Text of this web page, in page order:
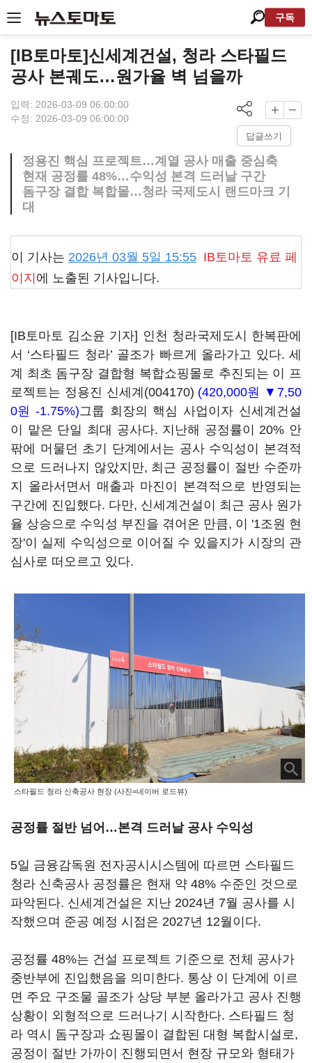
구독
[IB토마토]신세계건설, 청라 스타필드
공사 본궤도…원가율 벽 넘을까
입력: 2026-03-09 06:00:00
수정: 2026-03-09 06:00:00
답글쓰기
정용진 핵심 프로젝트…계열 공사 매출 중심축
현재 공정률 48%…수익성 본격 드러날 구간
돔구장 결합 복합몰…청라 국제도시 랜드마크 기
대
이 기사는 2026년 03월 5일 15:55 IB토마토 유료 페
이지 에 노출된 기사입니다.
[IB토마토 김소윤 기자] 인천 청라국제도시 한복판에
서 ‘스타필드 청라’ 골조가 빠르게 올라가고 있다. 세
계 최초 돔구장 결합형 복합쇼핑몰로 추진되는 이 프
로젝트는 정용진 신세계(004170) (420,000원 ▼7,50
0원 -1.75%)그룹 회장의 핵심 사업이자 신세계건설
이 맡은 단일 최대 공사다. 지난해 공정률이 20% 안
팎에 머물던 초기 단계에서는 공사 수익성이 본격적
으로 드러나지 않았지만, 최근 공정률이 절반 수준까
지 올라서면서 매출과 마진이 본격적으로 반영되는
구간에 진입했다. 다만, 신세계건설이 최근 공사 원가
율 상승으로 수익성 부진을 겪어온 만큼, 이 '1조원 현
장'이 실제 수익성으로 이어질 수 있을지가 시장의 관
심사로 떠오르고 있다.
스타필드 청라 신축공사 현장 (사진=네이버 로드뷰)
공정률 절반 넘어…본격 드러날 공사 수익성
5일 금융감독원 전자공시시스템에 따르면 스타필드
청라 신축공사 공정률은 현재 약 48% 수준인 것으로
파악된다. 신세계건설은 지난 2024년 7월 공사를 시
작했으며 준공 예정 시점은 2027년 12월이다.
공정률 48%는 건설 프로젝트 기준으로 전체 공사가
중반부에 진입했음을 의미한다. 통상 이 단계에 이르
면 주요 구조물 골조가 상당 부분 올라가고 공사 진행
상황이 외형적으로 드러나기 시작한다. 스타필드 청
라 역시 돔구장과 쇼핑몰이 결합된 대형 복합시설로,
공정이 절반 가까이 진행되면서 현장 규모와 형태가